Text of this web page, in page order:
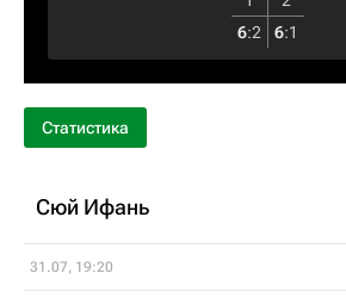
6:2 6:1
Статистика
Сюй Ифань
31.07, 19:20